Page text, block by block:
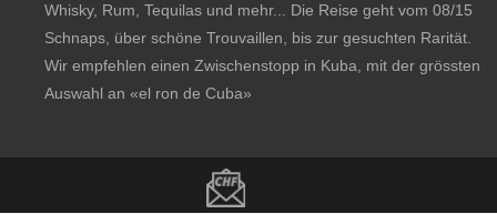
Whisky, Rum, Tequilas und mehr... Die Reise geht vom 08/15
Schnaps, über schöne Trouvaillen, bis zur gesuchten Rarität.
Wir empfehlen einen Zwischenstopp in Kuba, mit der grössten
Auswahl an «el ron de Cuba»